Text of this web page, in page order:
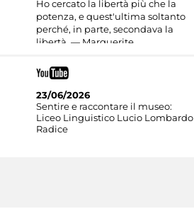
Ho cercato la libertà più che la
potenza, e quest'ultima soltanto
perché, in parte, secondava la
libertà. — Marguerite
23/06/2026
Sentire e raccontare il museo:
Liceo Linguistico Lucio Lombardo
Radice